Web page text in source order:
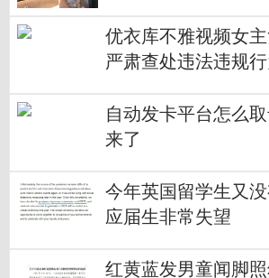
优衣库不雅视频女
严肃查处违法违规
自动发卡平台怎么
来了
今年英国留学生又
应届生非常失望
红黄蓝发男童闻脚